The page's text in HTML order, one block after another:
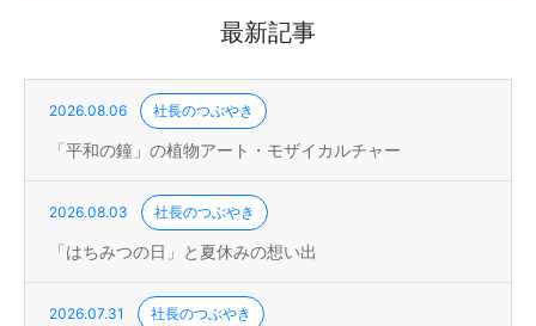
最新記事
2026.08.06 社長のつぶやき
「平和の鐘」の植物アート・モザイカルチャー
2026.08.03 社長のつぶやき
「はちみつの日」と夏休みの想い出
2026.07.31 社長のつぶやき